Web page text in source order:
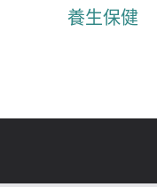
養生保健